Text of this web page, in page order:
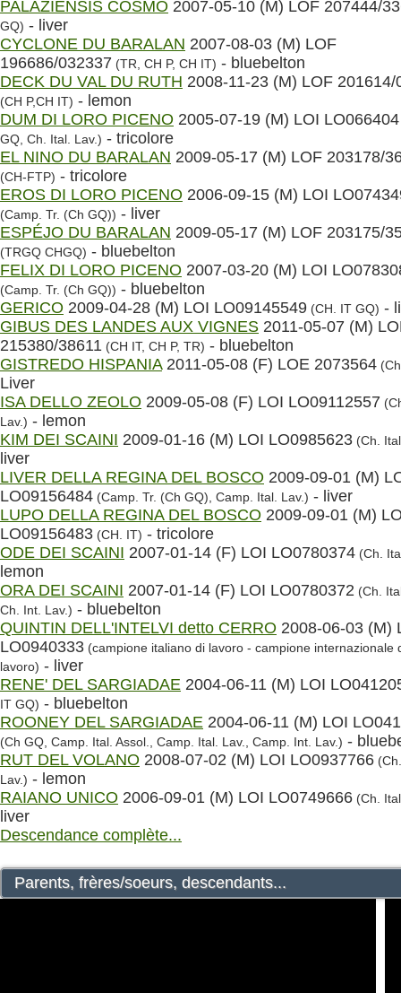
PALAZIENSIS COSMO 2007-05-10 (M) LOF 207444/
GQ) - liver
CYCLONE DU BARALAN 2007-08-03 (M) LOF
196686/032337 (TR, CH P, CH IT) - bluebelton
DECK DU VAL DU RUTH 2008-11-23 (M) LOF 201614/
(CH P,CH IT) - lemon
DUM DI LORO PICENO 2005-07-19 (M) LOI LO066404
GQ, Ch. Ital. Lav.) - tricolore
EL NINO DU BARALAN 2009-05-17 (M) LOF 203178/
(CH-FTP) - tricolore
EROS DI LORO PICENO 2006-09-15 (M) LOI
(Camp. Tr. (Ch GQ)) - liver
ESPÉJO DU BARALAN 2009-05-17 (M) LOF 203175/
(TRGQ CHGQ) - bluebelton
FELIX DI LORO PICENO 2007-03-20 (M) LOI
(Camp. Tr. (Ch GQ)) - bluebelton
GERICO 2009-04-28 (M) LOI LO09145549 (CH. IT GQ) -
GIBUS DES LANDES AUX VIGNES 2011-05-07 (M)
215380/38611 (CH IT, CH P, TR) - bluebelton
GISTREDO HISPANIA2011-05-08 (F) LOE 2073564
Liver
ISA DELLO ZEOLO 2009-05-08 (F) LOI LO09112557
Lav.) - lemon
KIM DEI SCAINI 2009-01-16 (M) LOI LO0985623 (Ch.
liver
LIVER DELLA REGINA DEL BOSCO 2009-09-01 (M)
LO09156484 (Camp. Tr. (Ch GQ), Camp. Ital. Lav.) - liver
LUPO DELLA REGINA DEL BOSCO 2009-09-01 (M)
LO09156483 (CH. IT) - tricolore
ODE DEI SCAINI 2007-01-14 (F) LOI LO0780374 (Ch.
lemon
ORA DEI SCAINI 2007-01-14 (F) LOI LO0780372 (Ch.
Ch. Int. Lav.) - bluebelton
QUINTIN DELL'INTELVI detto CERRO 2008-06-03 (M)
LO0940333 (campione italiano di lavoro - campione internazionale
lavoro) - liver
RENE' DEL SARGIADAE 2004-06-11 (M) LOI
IT GQ) - bluebelton
ROONEY DEL SARGIADAE 2004-06-11 (M) LOI
(Ch GQ, Camp. Ital. Assol., Camp. Ital. Lav., Camp. Int. Lav.) -
RUT DEL VOLANO 2008-07-02 (M) LOI LO0937766
Lav.) - lemon
RAIANO UNICO 2006-09-01 (M) LOI LO0749666 (Ch.
liver
Descendance complète...
Parents, frères/soeurs, descendants...